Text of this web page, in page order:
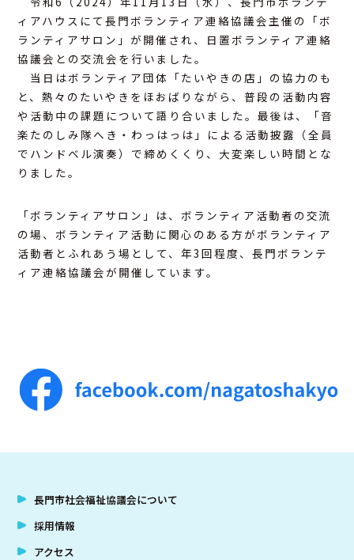
ィアハウスにて長門ボランティア連絡協議会主催の「ボ
ランティアサロン」が開催され、日置ボランティア連絡
協議会との交流会を行いました。
当日はボランティア団体「たいやきの店」の協力のも
と、熱々のたいやきをほおばりながら、普段の活動内容
や活動中の課題について語り合いました。最後は、「音
楽たのしみ隊へき・わっはっは」による活動披露（全員
でハンドベル演奏）で締めくくり、大変楽しい時間とな
りました。
「ボランティアサロン」は、ボランティア活動者の交流
の場、ボランティア活動に関心のある方がボランティア
活動者とふれあう場として、年3回程度、長門ボランテ
ィア連絡協議会が開催しています。
長門市社会福祉協議会について
採用情報
アクセス